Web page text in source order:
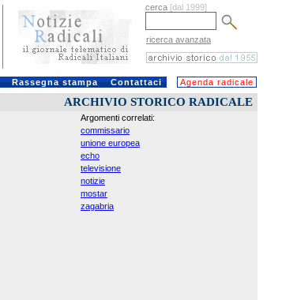
cerca [dal 1999]
ricerca avanzata
Rassegna stampa Contattaci Agenda radicale
ARCHIVIO STORICO RADICALE
Argomenti correlati:
commissario
unione europea
echo
televisione
notizie
mostar
zagabria